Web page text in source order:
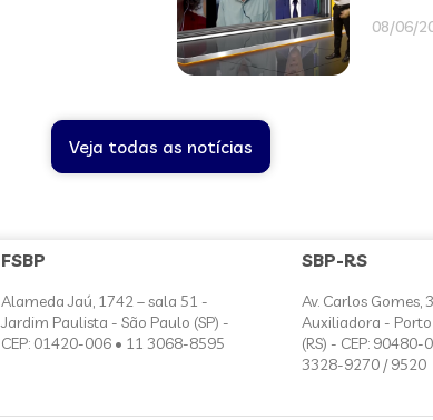
08/06/
Veja todas as notícias
FSBP
Alameda Jaú, 1742 – sala 51 -
Jardim Paulista - São Paulo (SP) -
CEP: 01420-006 • 11 3068-8595
SBP-RS
Av. Carlos Gomes,
Auxiliadora -
(RS) - CEP: 90480-
3328-9270 / 9520